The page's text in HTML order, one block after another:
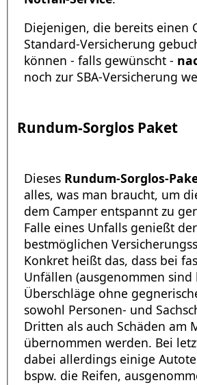
Diejenigen, die bereits einen
Standard-Versicherung
können - falls gewünscht -
noch zur SBA-Versicherung
Rundum-Sorglos Paket
Dieses Rundum-Sorglos-
alles, was man braucht, um
dem Camper entspannt zu
Falle eines Unfalls genießt
bestmöglichen
Konkret heißt das, dass bei
Unfällen (ausgenommen sind
Überschläge ohne
sowohl Personen- und
Dritten als auch Schäden am
übernommen werden. Bei
dabei allerdings einige
bspw. die Reifen,